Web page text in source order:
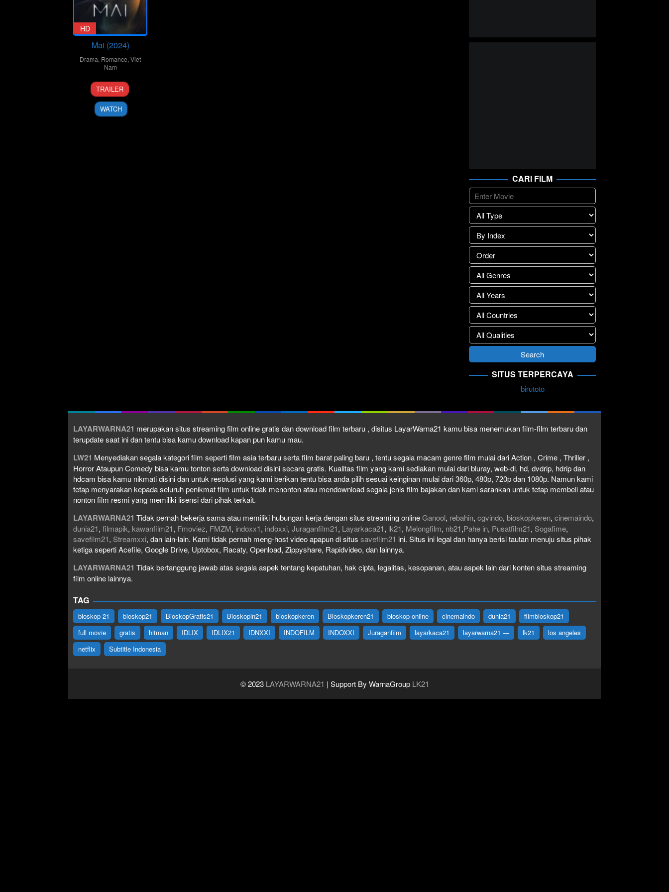
HD
Mai (2024)
Drama, Romance, Viet
Nam
10
Feb
2024
Trấn
Thành
TRAILER
WATCH
CARI FILM
SITUS TERPERCAYA
birutoto
LAYARWARNA21 merupakan situs streaming film online gratis dan download film terbaru , disitus LayarWarna21 kamu bisa menemukan film-film terbaru dan
terupdate saat ini dan tentu bisa kamu download kapan pun kamu mau.
LW21 Menyediakan segala kategori film seperti film asia terbaru serta film barat paling baru , tentu segala macam genre film mulai dari Action , Crime , Thriller ,
Horror Ataupun Comedy bisa kamu tonton serta download disini secara gratis. Kualitas film yang kami sediakan mulai dari bluray, web-dl, hd, dvdrip, hdrip dan
hdcam bisa kamu nikmati disini dan untuk resolusi yang kami berikan tentu bisa anda pilih sesuai keinginan mulai dari 360p, 480p, 720p dan 1080p. Namun kami
tetap menyarakan kepada seluruh penikmat film untuk tidak menonton atau mendownload segala jenis film bajakan dan kami sarankan untuk tetap membeli atau
nonton film resmi yang memiliki lisensi dari pihak terkait.
LAYARWARNA21 Tidak pernah bekerja sama atau memiliki hubungan kerja dengan situs streaming onlineGanool, rebahin, cgvindo, bioskopkeren, cinemaindo,
dunia21, filmapik, kawanfilm21, Fmoviez, FMZM, indoxx1, indoxxi, Juraganfilm21, Layarkaca21, lk21, Melongfilm, nb21,Pahe in, Pusatfilm21, Sogafime,
savefilm21, Streamxxi, dan lain-lain. Kami tidak pernah meng-host video apapun di situs savefilm21 ini. Situs ini legal dan hanya berisi tautan menuju situs pihak
ketiga seperti Acefile, Google Drive, Uptobox, Racaty, Openload, Zippyshare, Rapidvideo, dan lainnya.
LAYARWARNA21 Tidak bertanggung jawab atas segala aspek tentang kepatuhan, hak cipta, legalitas, kesopanan, atau aspek lain dari konten situs streaming
film online lainnya.
TAG
bioskop 21 bioskop21 BioskopGratis21 Bioskopin21 bioskopkeren Bioskopkeren21 bioskop online cinemaindo dunia21
filmbioskop21
full movie
gratis hitman IDLIX IDLIX21 IDNXXI INDOFILM INDOXXI Juraganfilm layarkaca21 layarwarna21 — lk21
los angeles
netflix
Subtitle Indonesia
© 2023 LAYARWARNA21 | Support By WarnaGroupLK21